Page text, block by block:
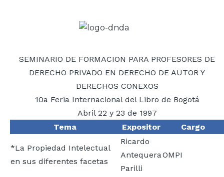
Imagen
SEMINARIO DE FORMACION PARA PROFESORES DE
DERECHO PRIVADO EN DERECHO DE AUTOR Y
DERECHOS CONEXOS
10a Feria Internacional del Libro de Bogotá
Abril 22 y 23 de 1997
Tema
Expositor Cargo
*La Propiedad Intelectual
en sus diferentes facetas
Ricardo
Antequera
Parilli
OMPI